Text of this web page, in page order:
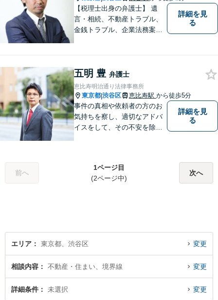
【税理士出身の弁護士】 遺
言・相続、不動産トラブル、
金銭トラブル、企業法務案件
を捉えたトータルサポートが
可能です。
詳細を見
る
五明 豊 弁護士
恵比寿明治通り法律事務所
東京都|渋谷区 恵比寿駅 から徒歩5分
事件の真相や依頼者の方のお
気持ちを察し、適切なアドバ
イスをして、その不安を除去
詳細を見
る
前へ
1ページ目
(2ページ中)
次へ
エリア 東京都、渋谷区 変更
相談内容 不動産・住まい、境界線 変更
詳細条件 未選択 変更